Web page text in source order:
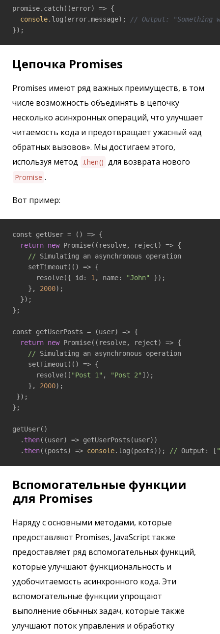
promise.catch( (error) => {
console.log(error.message);
// Output: "Something
});
Цепочка Promises
Promises имеют ряд важных преимуществ, в том
числе возможность объединять в цепочку
несколько асинхронных операций, что улучшает
читаемость кода и предотвращает ужасный «ад
обратных вызовов». Мы достигаем этого,
используя метод .then() для возврата нового
Promise .
Вот пример:
const getUser = () => {
return new Promise( (resolve, reject) => {
// Simulating an asynchronous operation
    setTimeout(
() => {
      resolve({ id:
1 , name: "John"
});
    },
2000);
  });
};
const getUserPosts = (user) => {
return new Promise( (resolve, reject) => {
// Simulating an asynchronous operation
    setTimeout(
() => {
      resolve([
"Post 1" , "Post 2" ]);
    },
2000);
});
};
getUser()
  .
then( (user) => getUserPosts(user))
  .
then( (posts) => console.log(posts)); // Output: [
Вспомогательные функции
для Promises
Наряду с основными методами, которые
предоставляют Promises, JavaScript также
предоставляет ряд вспомогательных функций,
которые улучшают функциональность и
удобочитаемость асинхронного кода. Эти
вспомогательные функции упрощают
выполнение обычных задач, которые также
улучшают поток управления и обработку